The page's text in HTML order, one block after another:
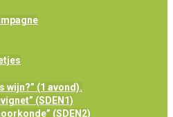
wijn?” (1 avond).
(SDEN1)
(SDEN2)